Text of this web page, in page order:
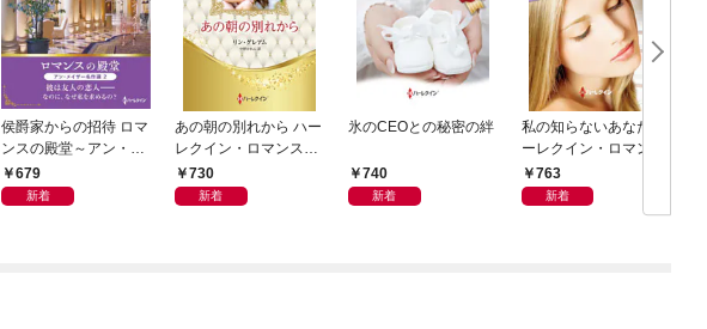
侯爵家からの招待 ロマ
ンスの殿堂～アン・メ
イザー名作選 2～【ハ
ーレクインSP文庫版】
679
新着
あの朝の別れから ハー
レクイン・ロマンス・
プレミアム～リン・グ
レアム・ベスト・セレ
730
新着
氷のCEOとの秘密の絆
740
新着
私の知らないあなた ハ
ーレクイン・ロマンス
～伝説の名作選～【ハ
ーレクイン・ロマンス
763
新着